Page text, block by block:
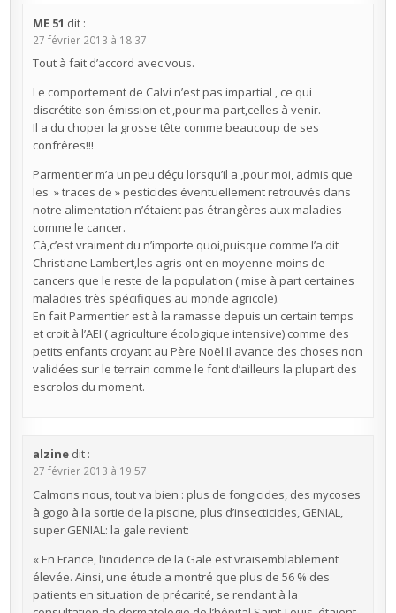
ME 51 dit :
27 février 2013 à 18:37
Tout à fait d’accord avec vous.
Le comportement de Calvi n’est pas impartial , ce qui
discrétite son émission et ,pour ma part,celles à venir.
Il a du choper la grosse tête comme beaucoup de ses
confrêres!!!
Parmentier m’a un peu déçu lorsqu’il a ,pour moi, admis que
les » traces de » pesticides éventuellement retrouvés dans
notre alimentation n’étaient pas étrangères aux maladies
comme le cancer.
Cà,c’est vraiment du n’importe quoi,puisque comme l’a dit
Christiane Lambert,les agris ont en moyenne moins de
cancers que le reste de la population ( mise à part certaines
maladies très spécifiques au monde agricole).
En fait Parmentier est à la ramasse depuis un certain temps
et croit à l’AEI ( agriculture écologique intensive) comme des
petits enfants croyant au Père Noël.Il avance des choses non
validées sur le terrain comme le font d’ailleurs la plupart des
escrolos du moment.
alzine dit :
27 février 2013 à 19:57
Calmons nous, tout va bien : plus de fongicides, des mycoses
à gogo à la sortie de la piscine, plus d’insecticides, GENIAL,
super GENIAL: la gale revient:
« En France, l’incidence de la Gale est vraisemblablement
élevée. Ainsi, une étude a montré que plus de 56 % des
patients en situation de précarité, se rendant à la